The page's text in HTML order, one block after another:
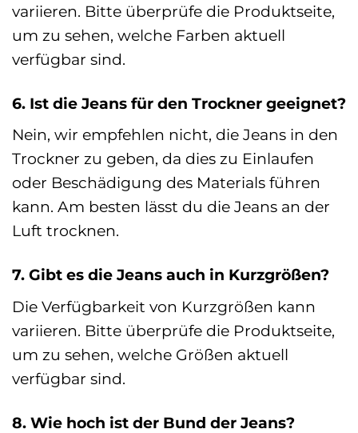
variieren. Bitte überprüfe die Produktseite,
um zu sehen, welche Farben aktuell
verfügbar sind.
6. Ist die Jeans für den Trockner geeignet?
Nein, wir empfehlen nicht, die Jeans in den
Trockner zu geben, da dies zu Einlaufen
oder Beschädigung des Materials führen
kann. Am besten lässt du die Jeans an der
Luft trocknen.
7. Gibt es die Jeans auch in Kurzgrößen?
Die Verfügbarkeit von Kurzgrößen kann
variieren. Bitte überprüfe die Produktseite,
um zu sehen, welche Größen aktuell
verfügbar sind.
8. Wie hoch ist der Bund der Jeans?